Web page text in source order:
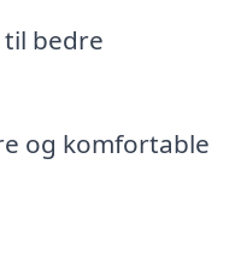
bedre
og komfortable